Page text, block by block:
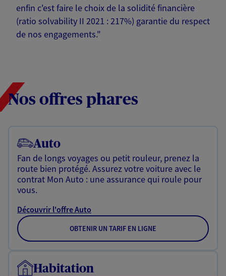
enfin c'est faire le choix de la solidité financière
(ratio solvability II 2021 : 217%) garantie du respect
de nos engagements."
Nos offres phares
Auto
Fan de longs voyages ou petit rouleur, prenez la
route bien protégé. Assurez votre voiture avec le
contrat Mon Auto : une assurance qui roule pour
vous.
Découvrir l'offre Auto
OBTENIR UN TARIF EN LIGNE
Habitation